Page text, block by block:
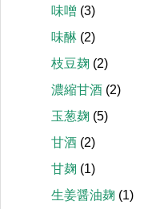
味噌 (3)
味醂 (2)
枝豆麹 (2)
濃縮甘酒 (2)
玉葱麹 (5)
甘酒 (2)
甘麹 (1)
生姜醤油麹 (1)